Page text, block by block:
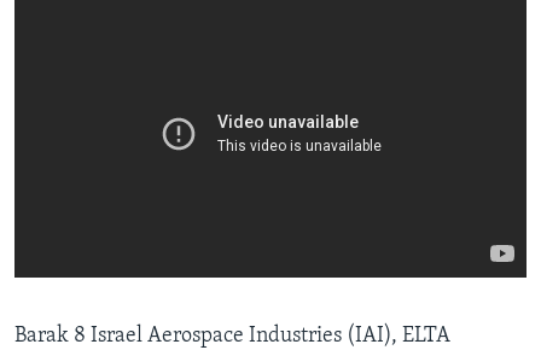
Barak 8 Israel Aerospace Industries (IAI), ELTA